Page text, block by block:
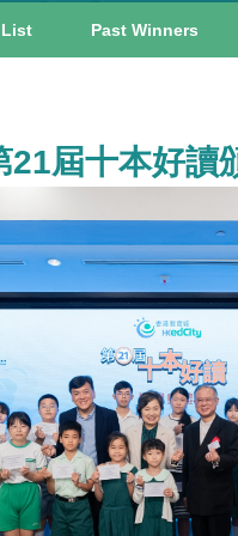
List Past Winners
21屆十本好讀